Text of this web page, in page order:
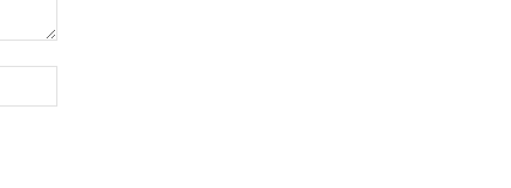
web: